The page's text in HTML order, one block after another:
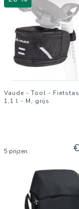
Vaude - Tool -
1,1 l - M, grijs
5 prijzen